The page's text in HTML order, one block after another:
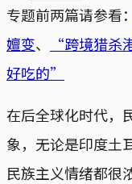
专题前两篇请参看：
嬗变、
“跨境猎杀
好吃的”
在后全球化时代，
象，无论是印度土
民族主义情绪都很